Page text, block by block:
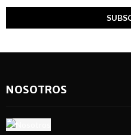
NOSOTROS